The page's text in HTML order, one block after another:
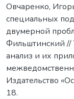
Овчаренко,
специальных
двумерной
Фильштинский
анализ и их
Издательство
18.